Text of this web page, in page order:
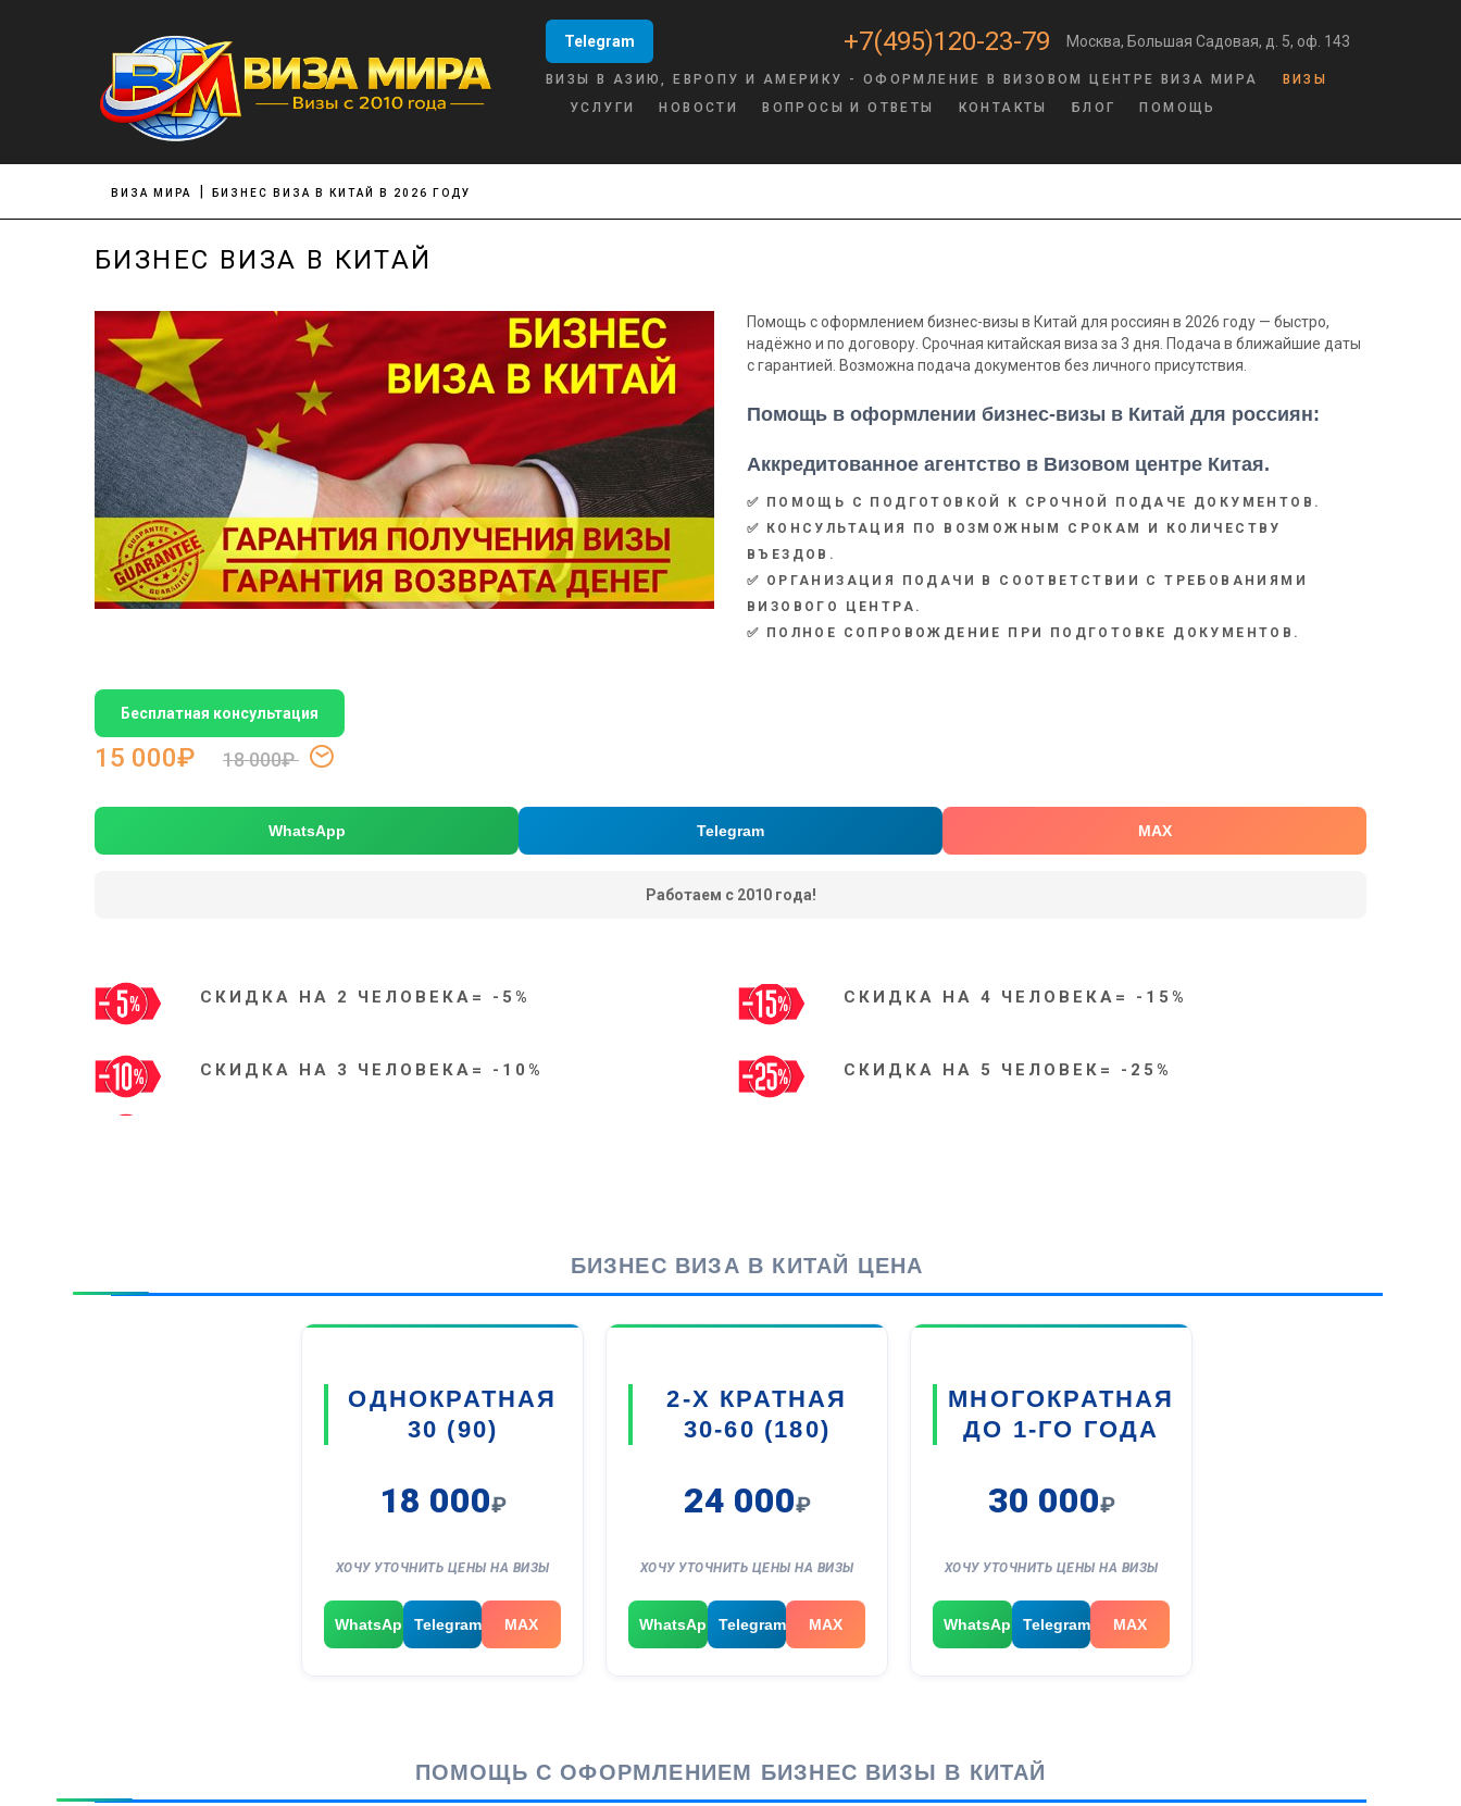
Москва, Большая Садовая, д. 5, оф. 143
+7(495)120-23-79
Telegram
ВИЗЫ В АЗИЮ, ЕВРОПУ И АМЕРИКУ - ОФОРМЛЕНИЕ В ВИЗОВОМ ЦЕНТРЕ ВИЗА МИРА
ВИЗЫ
УСЛУГИ
НОВОСТИ ВОПРОСЫ И ОТВЕТЫ КОНТАКТЫ БЛОГ ПОМОЩЬ
ВИЗА МИРА БИЗНЕС ВИЗА В КИТАЙ В 2026 ГОДУ
БИЗНЕС ВИЗА В КИТАЙ
Помощь с оформлением бизнес-визы в Китай для россиян в 2026 году — быстро,
надёжно и по договору. Срочная китайская виза за 3 дня. Подача в ближайшие даты
с гарантией. Возможна подача документов без личного присутствия.
Помощь в оформлении бизнес-визы в Китай для россиян:
Аккредитованное агентство в Визовом центре Китая.
✅ ПОМОЩЬ С ПОДГОТОВКОЙ К СРОЧНОЙ ПОДАЧЕ ДОКУМЕНТОВ.
✅ КОНСУЛЬТАЦИЯ ПО ВОЗМОЖНЫМ СРОКАМ И КОЛИЧЕСТВУ
ВЪЕЗДОВ.
✅ ОРГАНИЗАЦИЯ ПОДАЧИ В СООТВЕТСТВИИ С ТРЕБОВАНИЯМИ
ВИЗОВОГО ЦЕНТРА.
✅
ПОЛНОЕ СОПРОВОЖДЕНИЕ ПРИ ПОДГОТОВКЕ ДОКУМЕНТОВ.
Бесплатная консультация
15 000₽ 18 000₽
WhatsApp Telegram MAX
Работаем с 2010 года!
СКИДКА НА 2 ЧЕЛОВЕКА= -5%
СКИДКА НА 3 ЧЕЛОВЕКА= -10%
СКИДКА НА 4 ЧЕЛОВЕКА= -15%
СКИДКА НА 5 ЧЕЛОВЕК= -25%
БИЗНЕС ВИЗА В КИТАЙ ЦЕНА
ОДНОКРАТНАЯ
30 (90)
18 000₽
ХОЧУ УТОЧНИТЬ ЦЕНЫ НА ВИЗЫ
WhatsApp Telegram MAX
2-Х КРАТНАЯ
30-60 (180)
24 000₽
ХОЧУ УТОЧНИТЬ ЦЕНЫ НА ВИЗЫ
WhatsApp Telegram MAX
МНОГОКРАТНАЯ
ДО 1-ГО ГОДА
30 000₽
ХОЧУ УТОЧНИТЬ ЦЕНЫ НА ВИЗЫ
WhatsApp Telegram MAX
ПОМОЩЬ С ОФОРМЛЕНИЕМ БИЗНЕС ВИЗЫ В КИТАЙ